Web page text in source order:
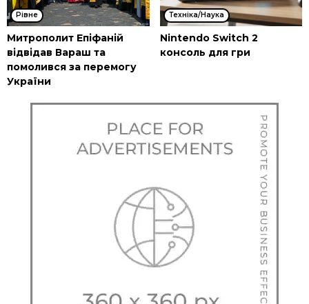
Рівне
Митрополит Епіфаній
відвідав Вараш та
помолився за перемогу
України
Техніка/Наука
Nintendo Switch 2
консоль для гри